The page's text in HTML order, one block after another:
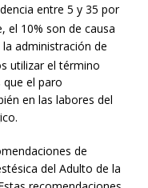
entre 5 y 35 por
el 10% son de causa
administración de
utilizar el término
que el paro
en las labores del
de
del Adulto de la